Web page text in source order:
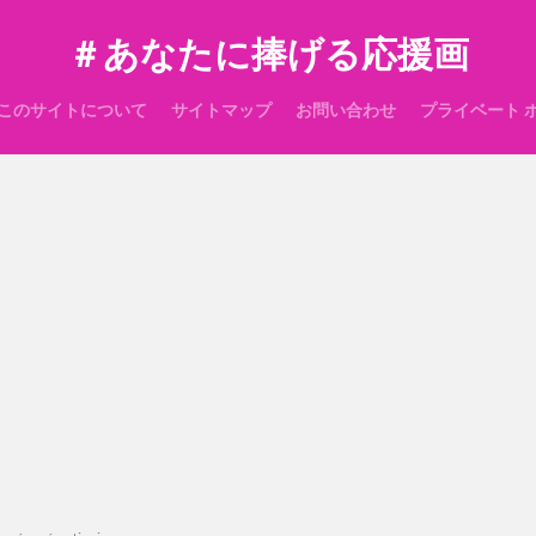
＃あなたに捧げる応援画
のサイトについて サイトマップ お問い合わせ プライベート